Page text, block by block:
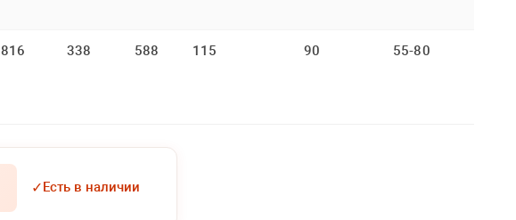
816 338 588 115 90 55-80
✓Есть в наличии